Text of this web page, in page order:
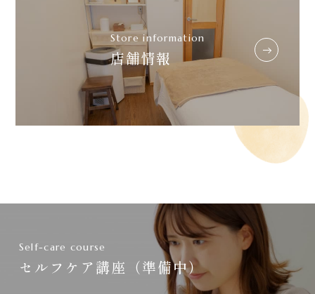
Store information
店舗情報
Self-care course
セルフケア講座（準備中）